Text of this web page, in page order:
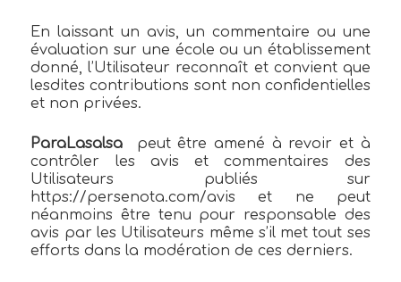
En laissant un avis, un commentaire ou une
évaluation sur une école ou un établissement
donné, l’Utilisateur reconnaît et convient que
lesdites contributions sont non confidentielles
et non privées.
ParaLasalsa
peut être amené à revoir et à
contrôler les avis et commentaires des
Utilisateurs publiés sur
https://persenota.com/avis et ne peut
néanmoins être tenu pour responsable des
avis par les Utilisateurs même s’il met tout ses
efforts dans la modération de ces derniers.